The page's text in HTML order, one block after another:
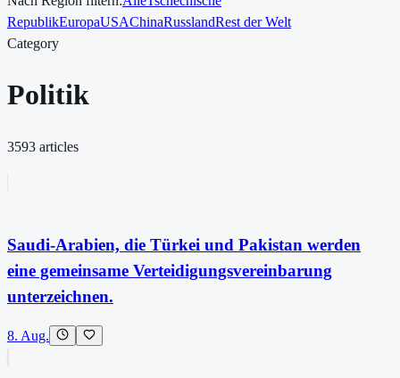
RepublikEuropaUSAChinaRusslandRest der Welt
Category
Politik
3593 articles
Saudi-Arabien, die Türkei und Pakistan werden
eine gemeinsame Verteidigungsvereinbarung
unterzeichnen.
8. Aug.